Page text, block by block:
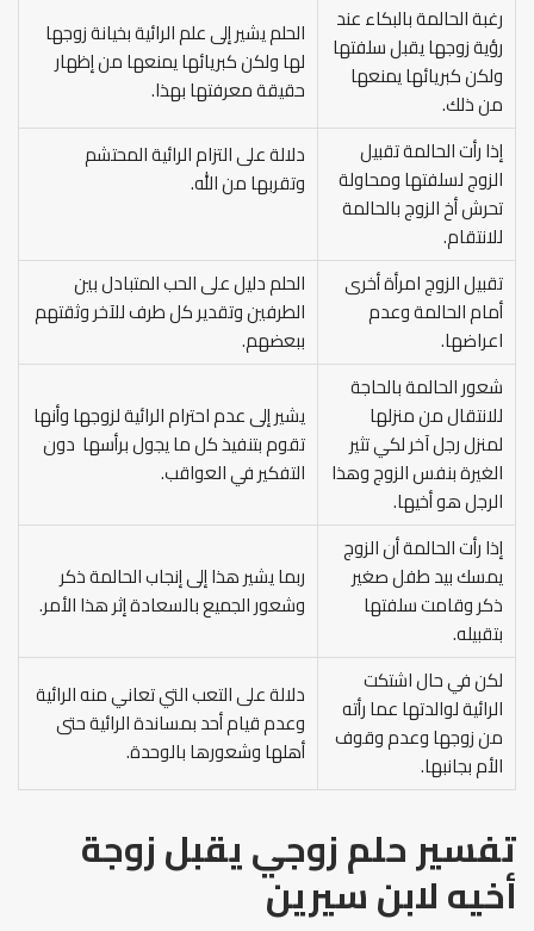
رغبة الحالمة بالبكاء عند
رؤية زوجها يقبل سلفتها
ولكن كبريائها يمنعها
من ذلك.
الحلم يشير إلى علم الرائية بخيانة زوجها
لها ولكن كبريائها يمنعها من إظهار
حقيقة معرفتها بهذا.
إذا رأت الحالمة تقبيل
الزوج لسلفتها ومحاولة
تحرش أخ الزوج بالحالمة
للانتقام.
دلالة على التزام الرائية المحتشم
وتقربها من الله.
تقبيل الزوج امرأة أخرى
أمام الحالمة وعدم
اعراضها.
الحلم دليل على الحب المتبادل بين
الطرفين وتقدير كل طرف للآخر وثقتهم
ببعضهم.
شعور الحالمة بالحاجة
للانتقال من منزلها
لمنزل رجل آخر لكي تثير
الغيرة بنفس الزوج وهذا
الرجل هو أخيها.
يشير إلى عدم احترام الرائية لزوجها وأنها
تقوم بتنفيذ كل ما يجول برأسها دون
التفكير في العواقب.
إذا رأت الحالمة أن الزوج
يمسك بيد طفل صغير
ذكر وقامت سلفتها
بتقبيله.
ربما يشير هذا إلى إنجاب الحالمة ذكر
وشعور الجميع بالسعادة إثر هذا الأمر.
لكن في حال اشتكت
الرائية لوالدتها عما رأته
من زوجها وعدم وقوف
الأم بجانبها.
دلالة على التعب التي تعاني منه الرائية
وعدم قيام أحد بمساندة الرائية حتى
أهلها وشعورها بالوحدة.
تفسير حلم زوجي يقبل زوجة
أخيهلابن سيرين